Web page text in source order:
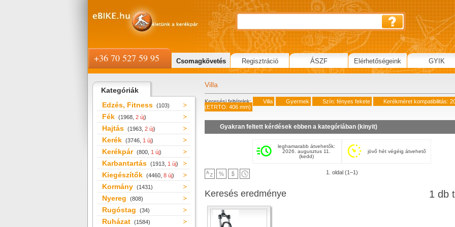
Kategóriák
Edzés, Fitness (103)
Fék (1968, 2 új)
Hajtás (1963, 2 új)
Kerék (3746, 1 új)
Kerékpár (800, 1 új)
Karbantartás (1913, 1 új)
Kiegészítők (4460, 8 új)
Kormány (1431)
Nyereg (808)
Rugóstag (34)
Ruházat (1584)
Villa
Keresési feltételek: Villa Gyermek Szín: fényes fekete
Kerékméret kompatibilitás:
(ETRTO: 406 mm)
Gyakran feltett kérdések ebben a kategóriában (kinyit)
leghamarabb átvehetők:
2026. augusztus 11.
(kedd)
jövő hét végéig átvehető
1. oldal (1–1)
1 db
Keresés eredménye
+36 70 527 59 95 Csomagkövetés Regisztráció ÁSZF Elérhetőségeink GYIK